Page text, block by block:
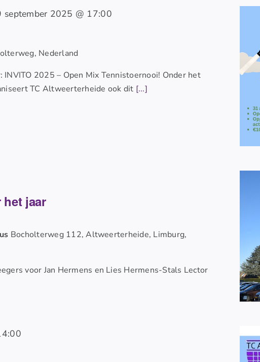
september 2025 @ 17:00
Nederland
2025 – Open Mix Tennistoernooi! Onder het
TC Altweerterheide ook dit [...]
het jaar
Bocholterweg 112, Altweerterheide, Limburg,
voor Jan Hermens en Lies Hermens-Stals Lector